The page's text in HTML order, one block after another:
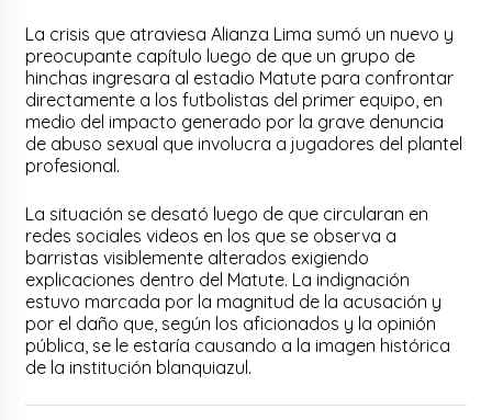
La crisis que atraviesa Alianza Lima sumó un nuevo y
preocupante capítulo luego de que un grupo de
hinchas ingresara al estadio Matute para confrontar
directamente a los futbolistas del primer equipo, en
medio del impacto generado por la grave denuncia
de abuso sexual que involucra a jugadores del plantel
profesional.
La situación se desató luego de que circularan en
redes sociales videos en los que se observa a
barristas visiblemente alterados exigiendo
explicaciones dentro del Matute. La indignación
estuvo marcada por la magnitud de la acusación y
por el daño que, según los aficionados y la opinión
pública, se le estaría causando a la imagen histórica
de la institución blanquiazul.